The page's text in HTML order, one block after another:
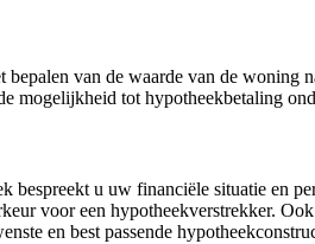
van de waarde van de woning
mogelijkheid tot hypotheekbetaling
bespreekt u uw financiële situatie en
voor een hypotheekverstrekker.
en best passende